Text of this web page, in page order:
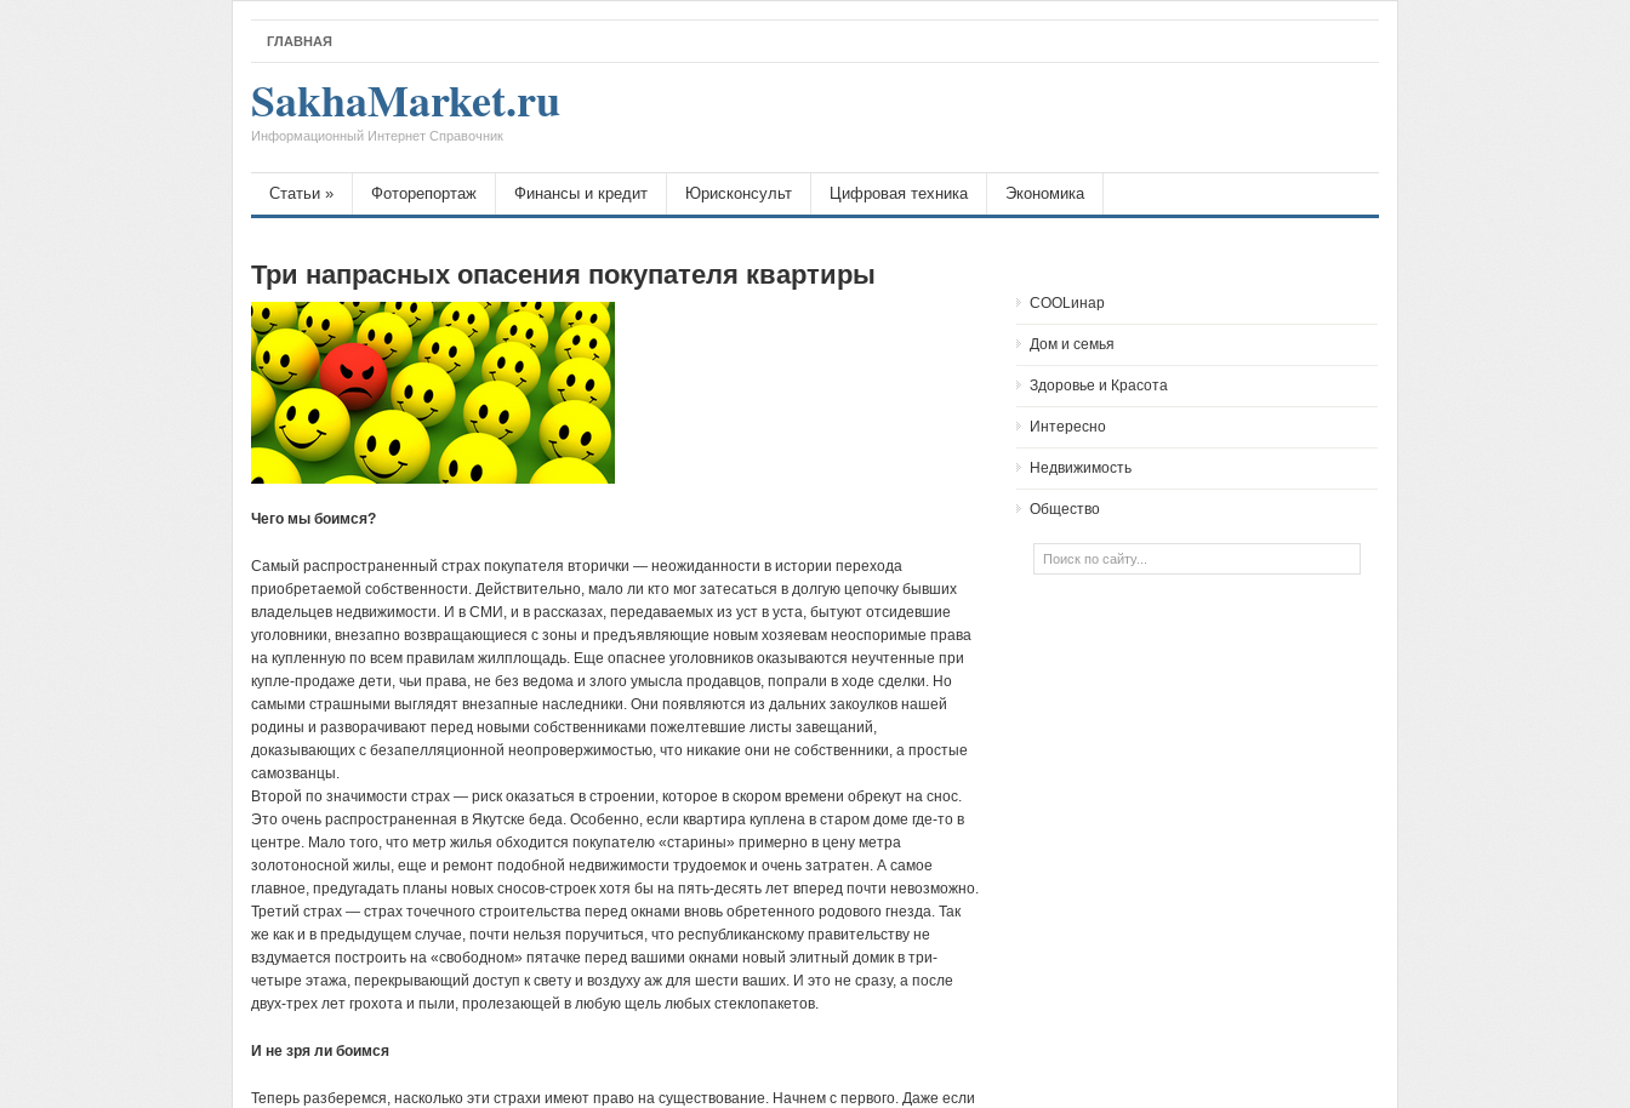
ГЛАВНАЯ
SakhaMarket.ru
Информационный Интернет Справочник
Статьи » Фоторепортаж Финансы и кредит Юрисконсульт Цифровая техника Экономика
Три напрасных опасения покупателя квартиры
Чего мы боимся?
Самый распространенный страх покупателя вторички — неожиданности в истории перехода
приобретаемой собственности. Действительно, мало ли кто мог затесаться в долгую цепочку бывших
владельцев недвижимости. И в СМИ, и в рассказах, передаваемых из уст в уста, бытуют отсидевшие
уголовники, внезапно возвращающиеся с зоны и предъявляющие новым хозяевам неоспоримые права
на купленную по всем правилам жилплощадь. Еще опаснее уголовников оказываются неучтенные при
купле-продаже дети, чьи права, не без ведома и злого умысла продавцов, попрали в ходе сделки. Но
самыми страшными выглядят внезапные наследники. Они появляются из дальних закоулков нашей
родины и разворачивают перед новыми собственниками пожелтевшие листы завещаний,
доказывающих с безапелляционной неопровержимостью, что никакие они не собственники, а простые
самозванцы.
Второй по значимости страх — риск оказаться в строении, которое в скором времени обрекут на снос.
Это очень распространенная в Якутске беда. Особенно, если квартира куплена в старом доме где-то в
центре. Мало того, что метр жилья обходится покупателю «старины» примерно в цену метра
золотоносной жилы, еще и ремонт подобной недвижимости трудоемок и очень затратен. А самое
главное, предугадать планы новых сносов-строек хотя бы на пять-десять лет вперед почти невозможно.
Третий страх — страх точечного строительства перед окнами вновь обретенного родового гнезда. Так
же как и в предыдущем случае, почти нельзя поручиться, что республиканскому правительству не
вздумается построить на «свободном» пятачке перед вашими окнами новый элитный домик в три-
четыре этажа, перекрывающий доступ к свету и воздуху аж для шести ваших. И это не сразу, а после
двух-трех лет грохота и пыли, пролезающей в любую щель любых стеклопакетов.
И не зря ли боимся
Теперь разберемся, насколько эти страхи имеют право на существование. Начнем с первого. Даже если
COOLинар
Дом и семья
Здоровье и Красота
Интересно
Недвижимость
Общество